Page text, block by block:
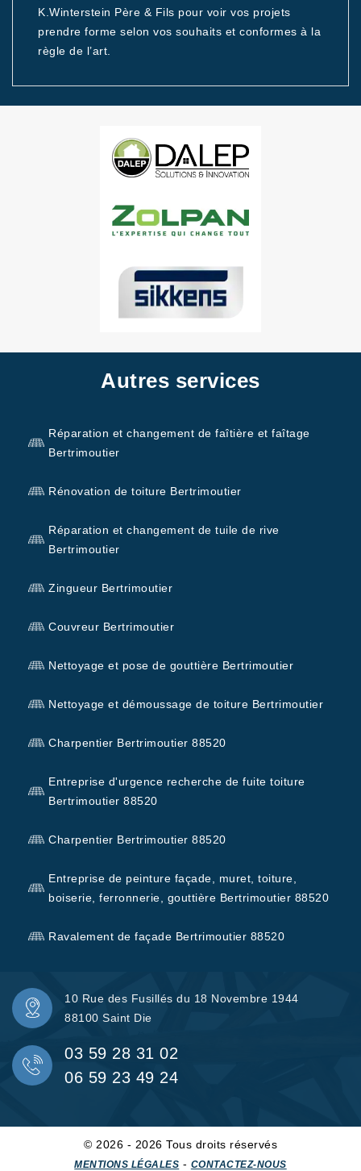
K.Winterstein Père & Fils pour voir vos projets
prendre forme selon vos souhaits et conformes à la
règle de l’art.
Autres services
Réparation et changement de faîtière et faîtage
Bertrimoutier
Rénovation de toiture Bertrimoutier
Réparation et changement de tuile de rive
Bertrimoutier
Zingueur Bertrimoutier
Couvreur Bertrimoutier
Nettoyage et pose de gouttière Bertrimoutier
Nettoyage et démoussage de toiture Bertrimoutier
Charpentier Bertrimoutier 88520
Entreprise d'urgence recherche de fuite toiture
Bertrimoutier 88520
Charpentier Bertrimoutier 88520
Entreprise de peinture façade, muret, toiture,
boiserie, ferronnerie, gouttière Bertrimoutier 88520
Ravalement de façade Bertrimoutier 88520
10 Rue des Fusillés du 18 Novembre 1944
88100 Saint Die
03 59 28 31 02
06 59 23 49 24
© 2026 - 2026 Tous droits réservés
MENTIONS LÉGALES - CONTACTEZ-NOUS